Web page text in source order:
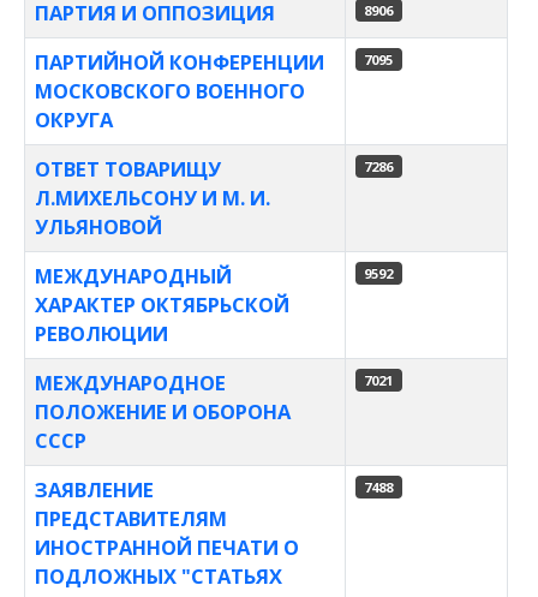
ПАРТИЯ И ОППОЗИЦИЯ 8906
ПАРТИЙНОЙ КОНФЕРЕНЦИИ
МОСКОВСКОГО ВОЕННОГО
ОКРУГА
7095
ОТВЕТ ТОВАРИЩУ
Л.МИХЕЛЬСОНУ И М. И.
УЛЬЯНОВОЙ
7286
МЕЖДУНАРОДНЫЙ
ХАРАКТЕР ОКТЯБРЬСКОЙ
РЕВОЛЮЦИИ
9592
МЕЖДУНАРОДНОЕ
ПОЛОЖЕНИЕ И ОБОРОНА
СССР
7021
ЗАЯВЛЕНИЕ
ПРЕДСТАВИТЕЛЯМ
ИНОСТРАННОЙ ПЕЧАТИ О
ПОДЛОЖНЫХ "СТАТЬЯХ
7488